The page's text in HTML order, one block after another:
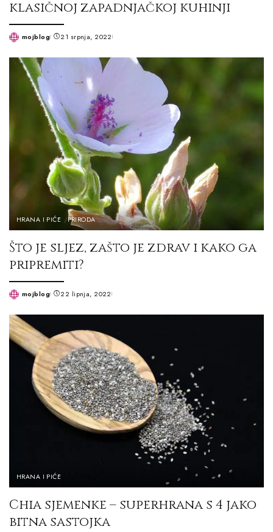
klasičnoj zapadnjačkoj kuhinji
Postedmojblog 21 srpnja, 2022
HRANA I PIĆE PRIRODA
Što je sljez, zašto je zdrav i kako ga
pripremiti?
Postedmojblog 22 lipnja, 2022
HRANA I PIĆE
Chia sjemenke – superhrana s 4 jako
bitna sastojka